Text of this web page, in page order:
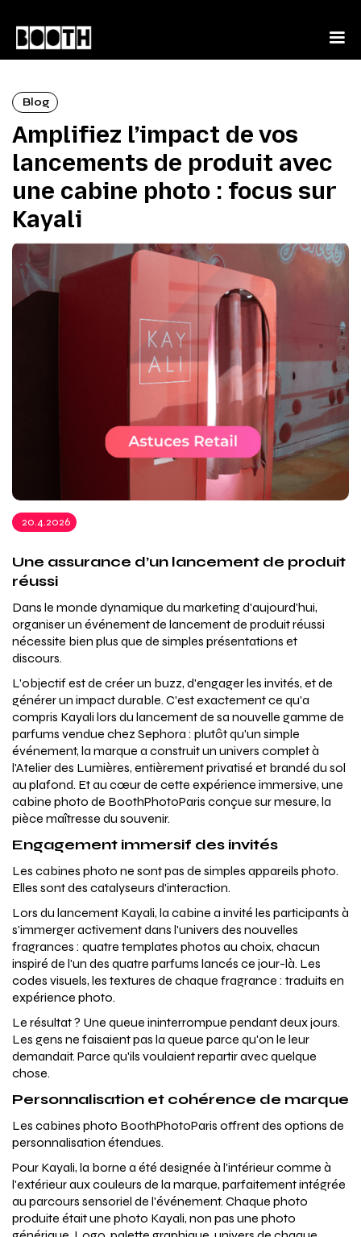
Blog
Amplifiez l’impact de vos
lancements de produit avec
une cabine photo : focus sur
Kayali
20.4.2026
Une assurance d’un lancement de produit
réussi
Dans le monde dynamique du marketing d'aujourd'hui,
organiser un événement de lancement de produit réussi
nécessite bien plus que de simples présentations et
discours.
L'objectif est de créer un buzz, d'engager les invités, et de
générer un impact durable. C'est exactement ce qu'a
compris Kayali lors du lancement de sa nouvelle gamme de
parfums vendue chez Sephora : plutôt qu'un simple
événement, la marque a construit un univers complet à
l'Atelier des Lumières, entièrement privatisé et brandé du sol
au plafond. Et au cœur de cette expérience immersive, une
cabine photo de BoothPhotoParis conçue sur mesure, la
pièce maîtresse du souvenir.
Engagement immersif des invités
Les cabines photo ne sont pas de simples appareils photo.
Elles sont des catalyseurs d'interaction.
Lors du lancement Kayali, la cabine a invité les participants à
s'immerger activement dans l'univers des nouvelles
fragrances : quatre templates photos au choix, chacun
inspiré de l'un des quatre parfums lancés ce jour-là. Les
codes visuels, les textures de chaque fragrance : traduits en
expérience photo.
Le résultat ? Une queue ininterrompue pendant deux jours.
Les gens ne faisaient pas la queue parce qu'on le leur
demandait. Parce qu'ils voulaient repartir avec quelque
chose.
Personnalisation et cohérence de marque
Les cabines photo BoothPhotoParis offrent des options de
personnalisation étendues.
Pour Kayali, la borne a été designée à l'intérieur comme à
l'extérieur aux couleurs de la marque, parfaitement intégrée
au parcours sensoriel de l'événement. Chaque photo
produite était une photo Kayali, non pas une photo